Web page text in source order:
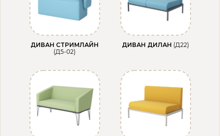
ДИВАН СТРИМЛАЙН
(Д5-02)
ДИВАН ДИЛАН (Д22)